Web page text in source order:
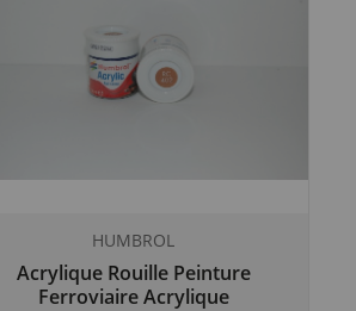
HUMBROL
Acrylique Rouille Peinture
Ferroviaire Acrylique